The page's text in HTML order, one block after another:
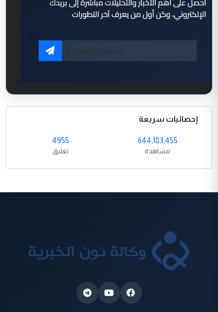
إحصائيات سريعة
644,183,455
مشاهدة
4955
تعليق